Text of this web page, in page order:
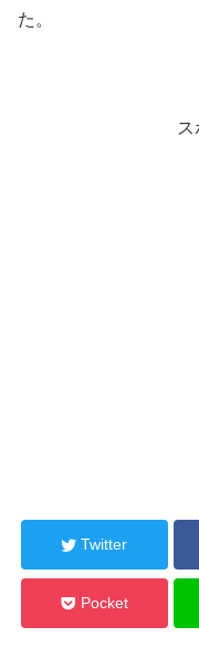
た。
ス
Twitter
Pocket